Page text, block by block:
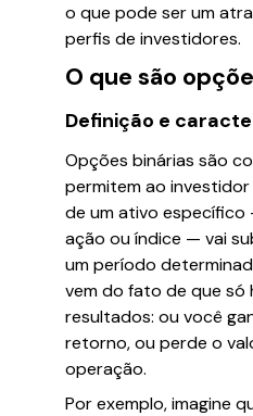
o que pode ser um
perfis de investidores.
O que são
Definição e
Opções binárias são
permitem ao
de um ativo específico
ação ou índice — vai
um período
vem do fato de que só
resultados: ou você
retorno, ou perde o
operação.
Por exemplo, imagine